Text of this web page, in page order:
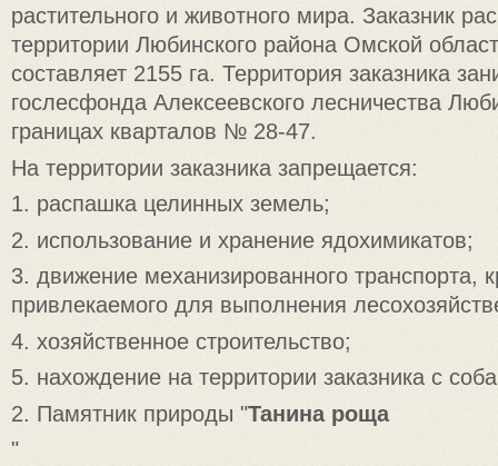
растительного и животного мира. Заказник
территории Любинского района Омской
составляет 2155 га. Территория заказника
гослесфонда Алексеевского лесничества
границах кварталов № 28-47.
На территории заказника запрещается:
1. распашка целинных земель;
2. использование и хранение ядохимикатов;
3. движение механизированного транспорта,
привлекаемого для выполнения
4. хозяйственное строительство;
5. нахождение на территории заказника с
2. Памятник природы "Танина роща
"